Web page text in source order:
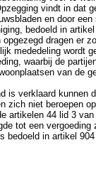
vindt in dat
en door
bedoeld in
dragen er
mededeling wordt
waarbij de
van de
is verklaard kunnen
zich niet beroepen
artikelen 44 lid 3
tot een vergoeding
bedoeld in artikel